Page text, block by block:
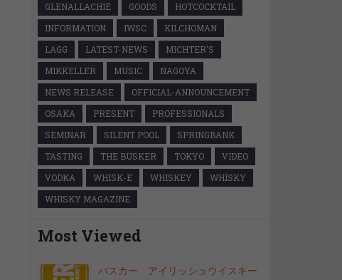
GLENALLACHIE
GOODS
HOTCOCKTAIL
INFORMATION
IWSC
KILCHOMAN
LAGG
LATEST-NEWS
MICHTER'S
MIKKELLER
MUSIC
NAGOYA
NEWS RELEASE
OFFICIAL-ANNOUNCEMENT
OSAKA
PRESENT
PROFESSIONALS
SEMINAR
SILENT POOL
SPRINGBANK
TASTING
THE BUSKER TOKYO
VIDEO
VODKA
WHISK-E WHISKEY
WHISKY
WHISKY MAGAZINE
Most Viewed
バスカー アイリッシュウイスキー